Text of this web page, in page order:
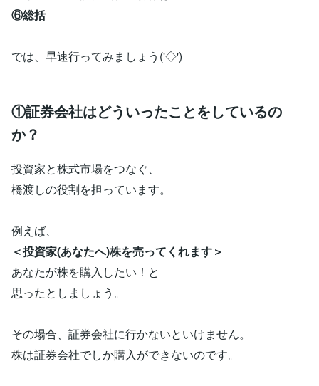
⑥総括
では、早速行ってみましょう('◇')ゞ
①証券会社はどういったことをしているの
か？
投資家と株式市場をつなぐ、
橋渡しの役割を担っています。
例えば、
＜投資家(あなたへ)株を売ってくれます＞
あなたが株を購入したい！と
思ったとしましょう。
その場合、証券会社に行かないといけません。
株は証券会社でしか購入ができないのです。